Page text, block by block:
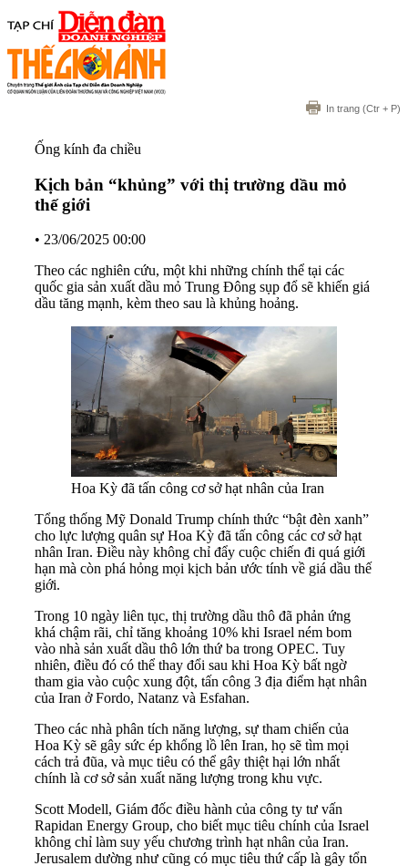
In trang (Ctr + P)
Ống kính đa chiều
Kịch bản “khủng” với thị trường dầu mỏ
thế giới
• 23/06/2025 00:00
Theo các nghiên cứu, một khi những chính thể tại các
quốc gia sản xuất dầu mỏ Trung Đông sụp đổ sẽ khiến giá
dầu tăng mạnh, kèm theo sau là khủng hoảng.
Hoa Kỳ đã tấn công cơ sở hạt nhân của Iran
Tổng thống Mỹ Donald Trump chính thức “bật đèn xanh”
cho lực lượng quân sự Hoa Kỳ đã tấn công các cơ sở hạt
nhân Iran. Điều này không chỉ đẩy cuộc chiến đi quá giới
hạn mà còn phá hỏng mọi kịch bản ước tính về giá dầu thế
giới.
Trong 10 ngày liên tục, thị trường dầu thô đã phản ứng
khá chậm rãi, chỉ tăng khoảng 10% khi Israel ném bom
vào nhà sản xuất dầu thô lớn thứ ba trong OPEC. Tuy
nhiên, điều đó có thể thay đổi sau khi Hoa Kỳ bất ngờ
tham gia vào cuộc xung đột, tấn công 3 địa điểm hạt nhân
của Iran ở Fordo, Natanz và Esfahan.
Theo các nhà phân tích năng lượng, sự tham chiến của
Hoa Kỳ sẽ gây sức ép khổng lồ lên Iran, họ sẽ tìm mọi
cách trả đũa, và mục tiêu có thể gây thiệt hại lớn nhất
chính là cơ sở sản xuất năng lượng trong khu vực.
Scott Modell, Giám đốc điều hành của công ty tư vấn
Rapidan Energy Group, cho biết mục tiêu chính của Israel
không chỉ làm suy yếu chương trình hạt nhân của Iran.
Jerusalem dường như cũng có mục tiêu thứ cấp là gây tổn